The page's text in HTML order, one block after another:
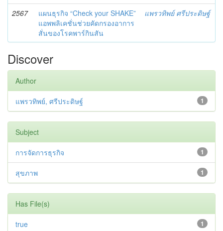
2567
แผนธุรกิจ “Check your SHAKE”
แอพพลิเคชั่นช่วยคัดกรองอาการ
สั่นของโรคพาร์กินสัน
แพรวทิพย์ ศรีประดิษฐ์
Discover
Author
1
แพรวทิพย์, ศรีประดิษฐ์
Subject
1
การจัดการธุรกิจ
1
สุขภาพ
Has File(s)
1
true